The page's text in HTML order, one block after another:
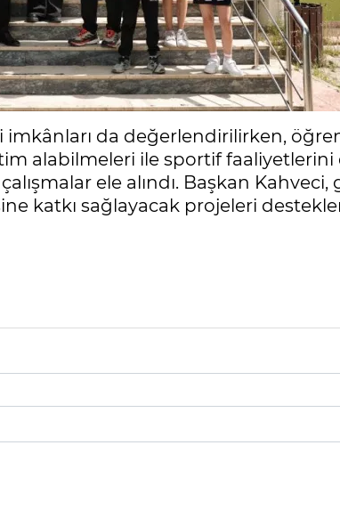
da değerlendirilirken,
alabilmeleri ile sportif faaliyetlerini
ele alındı. Başkan Kahveci,
katkı sağlayacak projeleri